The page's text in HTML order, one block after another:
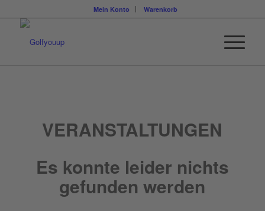
Mein Konto Warenkorb
VERANSTALTUNGEN
Es konnte leider nichts
gefunden werden